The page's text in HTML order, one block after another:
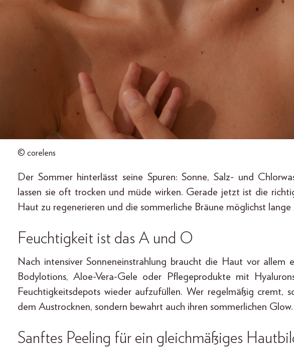
© corelens
Der Sommer hinterlässt seine Spuren: Sonne, Salz- und
lassen sie oft trocken und müde wirken. Gerade jetzt ist die
Haut zu regenerieren und die sommerliche Bräune möglichst lange
Feuchtigkeit ist das A und O
Nach intensiver Sonneneinstrahlung braucht die Haut vor allem
Bodylotions, Aloe-Vera-Gele oder Pflegeprodukte mit
Feuchtigkeitsdepots wieder aufzufüllen. Wer regelmäßig cremt,
dem Austrocknen, sondern bewahrt auch ihren sommerlichen Glow.
Sanftes Peeling für ein gleichmäßiges